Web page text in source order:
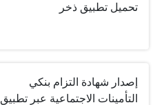
تحميل تطبيق ذخر
إصدار شهادة التزام بنكي
التأمينات الاجتماعية عبر تطبيق